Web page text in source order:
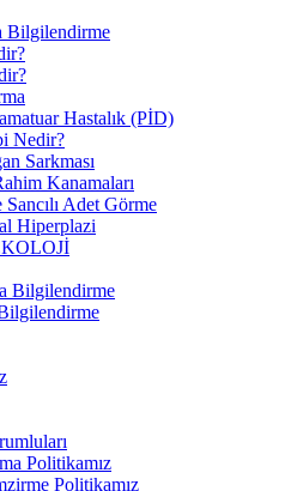
Bilgilendirme
Hastalık (PİD)
Nedir?
Sarkması
Kanamaları
Adet Görme
Hiperplazi
Bilgilendirme
Politikamız
Politikamız